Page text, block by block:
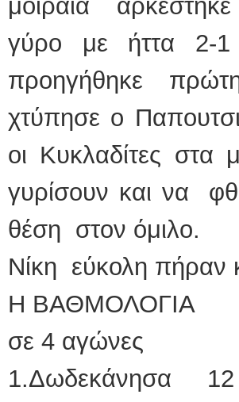
μοιραία
γύρο με ήττα
προηγήθηκε
χτύπησε ο
οι Κυκλαδίτες στα
γυρίσουν και να
θέση στον όμιλο.
Νίκη εύκολη πήραν
Η ΒΑΘΜΟΛΟΓΙΑ
σε 4 αγώνες
1.Δωδεκάνησα